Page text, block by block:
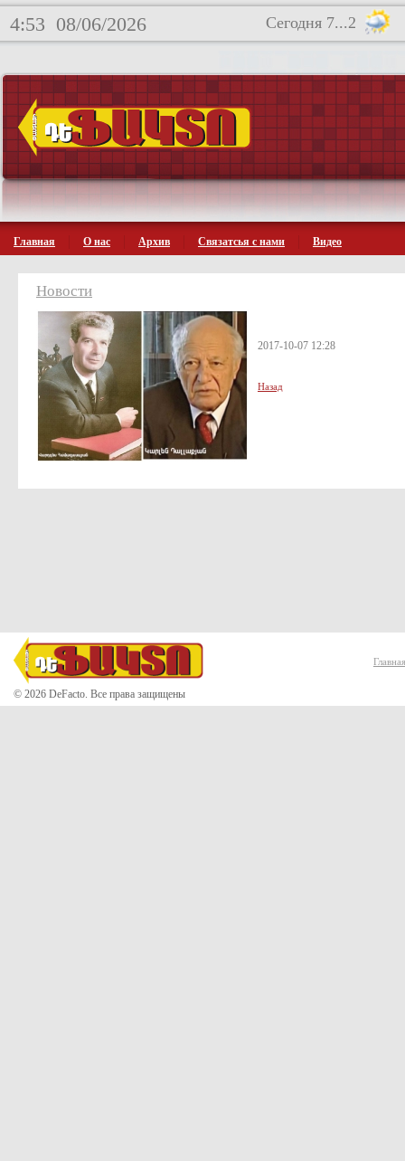
4:53 08/06/2026 Сегодня 7...2
Главная О нас Архив Связатсья с нами Видео
Новости
2017-10-07 12:28
Назад
© 2026 DeFacto. Все права защищены
Главная